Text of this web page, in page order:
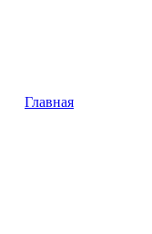
Главная